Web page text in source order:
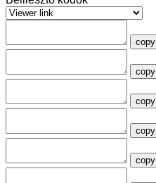
copy
copy
copy
copy
copy